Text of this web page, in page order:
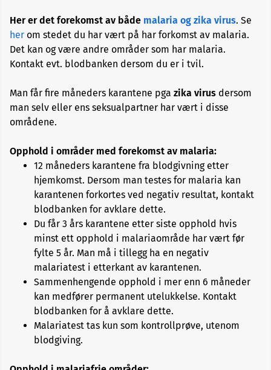
Kategori
Kategori
Kategori
Kategori
Kategori
Her er det forekomst av både malaria og zika virus. Se
her om stedet du har vært på har forkomst av malaria.
Det kan og være andre områder som har malaria.
Kontakt evt. blodbanken dersom du er i tvil.
Man får fire måneders karantene pga zika virus dersom
man selv eller ens seksualpartner har vært i disse
områdene.
Opphold i områder med forekomst av malaria:
12 måneders karantene fra blodgivning etter
hjemkomst. Dersom man testes for malaria kan
karantenen forkortes ved negativ resultat, kontakt
blodbanken for avklare dette.
Du får 3 års karantene etter siste opphold hvis
minst ett opphold i malariaområde har vært før
fylte 5 år. Man må i tillegg ha en negativ
malariatest i etterkant av karantenen.
Sammenhengende opphold i mer enn 6 måneder
kan medfører permanent utelukkelse. Kontakt
blodbanken for å avklare dette.
Malariatest tas kun som kontrollprøve, utenom
blodgiving.